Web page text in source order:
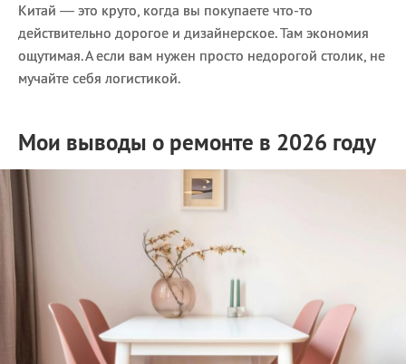
Китай — это круто, когда вы покупаете что-то
действительно дорогое и дизайнерское. Там экономия
ощутимая. А если вам нужен просто недорогой столик, не
мучайте себя логистикой.
Мои выводы о ремонте в 2026 году